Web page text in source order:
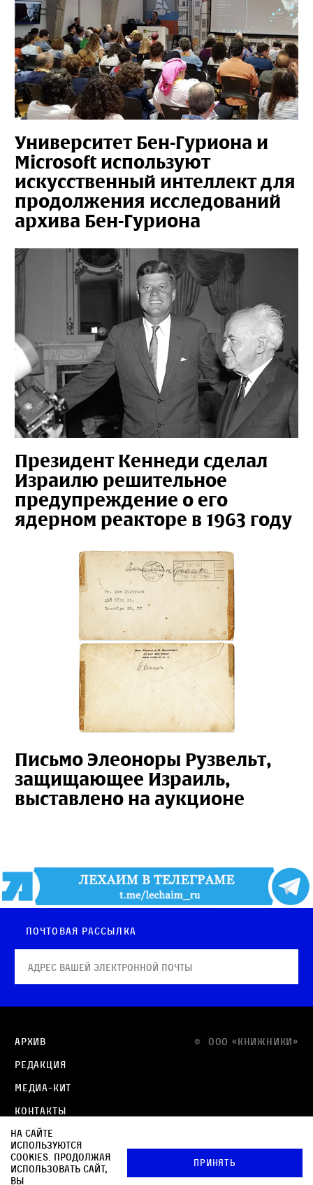
Университет Бен-Гуриона и
Microsoft используют
искусственный интеллект для
продолжения исследований
архива Бен-Гуриона
Президент Кеннеди сделал
Израилю решительное
предупреждение о его
ядерном реакторе в 1963 году
Письмо Элеоноры Рузвельт,
защищающее Израиль,
выставлено на аукционе
Почтовая рассылка
© OOO «КНИЖНИКИ»
Архив
Редакция
Медиа-кит
Контакты
Политика в отношении обработки персональных
данных
Политика обработки файлов cookie
На сайте
используются
cookies. Продолжая
использовать сайт,
вы
Принять